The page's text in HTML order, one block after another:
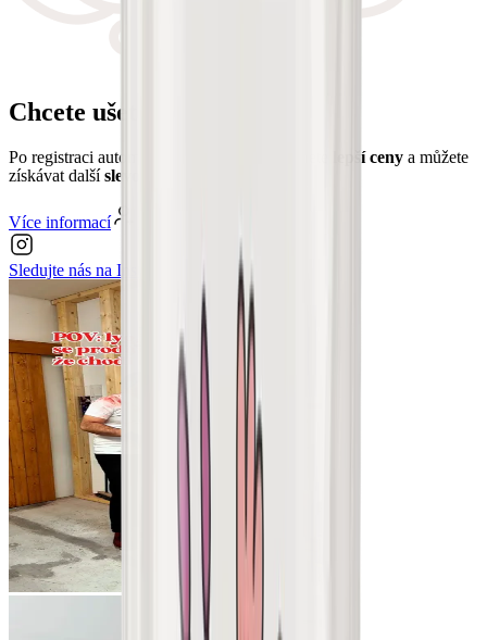
Chcete ušetřit?
Po registraci automaticky a okamžitě dostanete lepší ceny a můžete
získávat dalšíslevové poukazy
Více informací
Sledujte nás na Instagramu